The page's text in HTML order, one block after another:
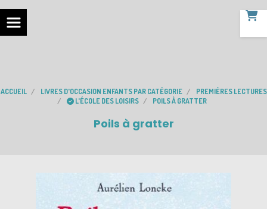
ACCUEIL LIVRES D'OCCASION ENFANTS PAR CATÉGORIE
PREMIÈRES LECTURES
L'ÉCOLE DES LOISIRS
POILS À GRATTER
Poils à gratter